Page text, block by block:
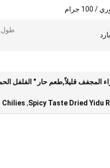
المجفف قليلاً,طعم حار " الفلفل
Spicy Taste Dried Yidu
,
Chilies